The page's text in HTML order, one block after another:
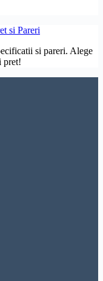
si Pareri
si pareri. Alege
pret!